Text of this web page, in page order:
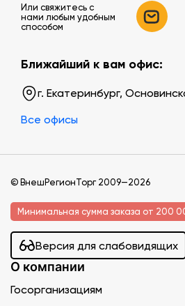
Или свяжитесь c
нами любым удобным
способом
Ближайший к вам офис:
г. Екатеринбург,
Все офисы
© ВнешРегионТорг 2009—2026
Минимальная сумма заказа от 200
Версия для слабовидящих
О компании
Госорганизациям